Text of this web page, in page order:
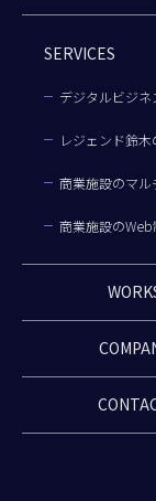
SERVICES
デジタルビジネ
レジェンド鈴
商業施設のマル
商業施設の